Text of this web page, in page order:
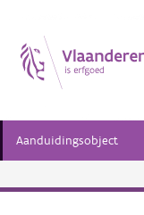
Aanduidingsobject